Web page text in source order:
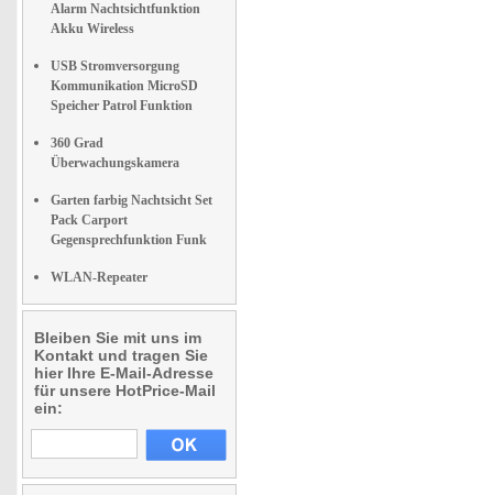
Alarm Nachtsichtfunktion
Akku Wireless
USB Stromversorgung
Kommunikation MicroSD
Speicher Patrol Funktion
360 Grad
Überwachungskamera
Garten farbig Nachtsicht Set
Pack Carport
Gegensprechfunktion Funk
WLAN-Repeater
Bleiben Sie mit uns im
Kontakt und tragen Sie
hier Ihre E-Mail-Adresse
für unsere HotPrice-Mail
ein: